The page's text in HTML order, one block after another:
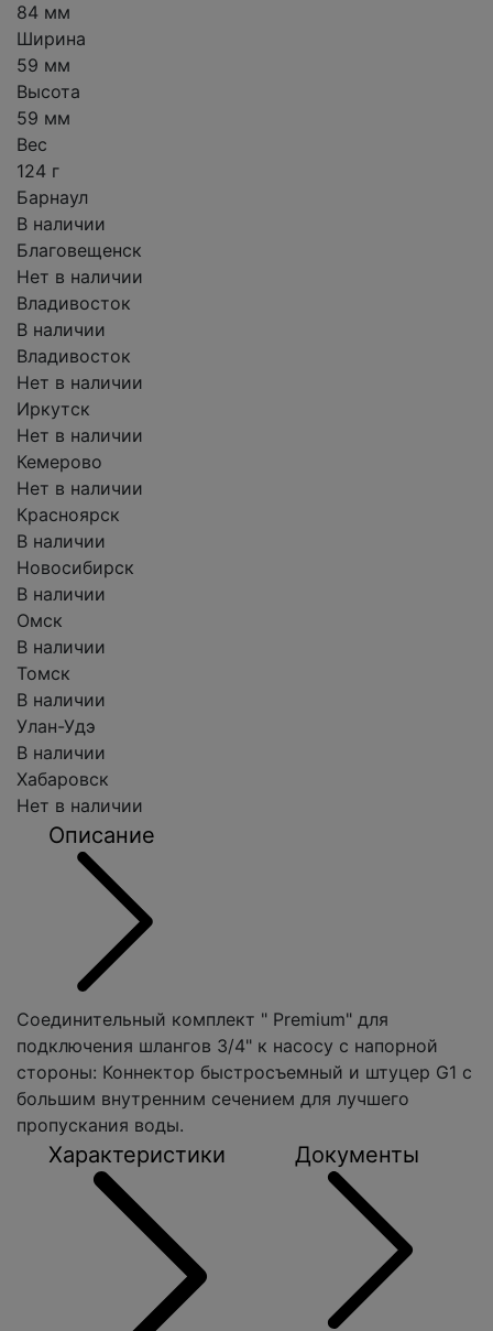
84 мм
Ширина
59 мм
Высота
59 мм
Вес
124 г
Барнаул
В наличии
Благовещенск
Нет в наличии
Владивосток
В наличии
Владивосток
Нет в наличии
Иркутск
Нет в наличии
Кемерово
Нет в наличии
Красноярск
В наличии
Новосибирск
В наличии
Омск
В наличии
Томск
В наличии
Улан-Удэ
В наличии
Хабаровск
Нет в наличии
Описание
Соединительный комплект " Premium" для
подключения шлангов 3/4" к насосу с напорной
стороны: Коннектор быстросъемный и штуцер G1 с
большим внутренним сечением для лучшего
пропускания воды.
Характеристики Документы